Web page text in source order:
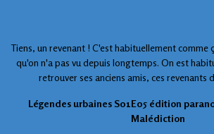
Tiens, un revenant ! C'est habituellement comme
qu'on n'a pas vu depuis longtemps. On est
retrouver ses anciens amis, ces revenants
Légendes urbaines S01E05 édition
Malédiction